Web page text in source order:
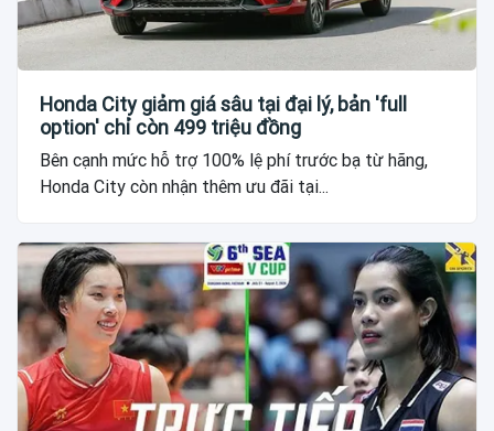
Honda City giảm giá sâu tại đại lý, bản 'full
option' chỉ còn 499 triệu đồng
Bên cạnh mức hỗ trợ 100% lệ phí trước bạ từ hãng,
Honda City còn nhận thêm ưu đãi tại...